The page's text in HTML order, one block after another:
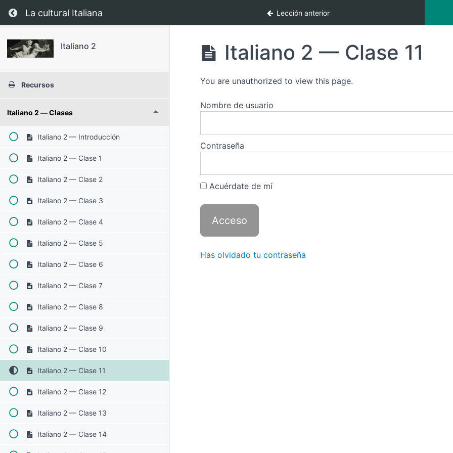
Regresar a curso: Italiano 2
La cultural Italiana Lección anterior
Italiano 2
Recursos
Italiano 2 — Clases
Italiano 2 — Introducción
Italiano 2 — Clase 1
Italiano 2 — Clase 2
Italiano 2 — Clase 3
Italiano 2 — Clase 4
Italiano 2 — Clase 5
Italiano 2 — Clase 6
Italiano 2 — Clase 7
Italiano 2 — Clase 8
Italiano 2 — Clase 9
Italiano 2 — Clase 10
Italiano 2 — Clase 11
Italiano 2 — Clase 12
Italiano 2 — Clase 13
Italiano 2 — Clase 14
Italiano 2 — Clase 11
You are unauthorized to view this page.
Nombre de usuario
Contraseña
Acuérdate de mí
Has olvidado tu contraseña